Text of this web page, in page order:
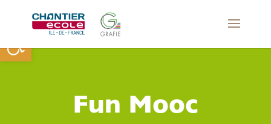
Ouvrir la barre d’outils
Fun Mooc